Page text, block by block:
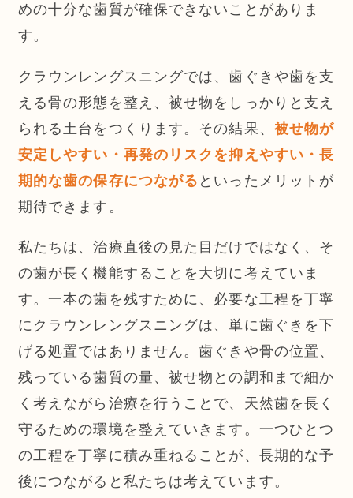
めの十分な歯質が確保できないことがありま
す。
クラウンレングスニングでは、歯ぐきや歯を支
える骨の形態を整え、被せ物をしっかりと支え
られる土台をつくります。その結果、 被せ物が
安定しやすい・再発のリスクを抑えやすい・長
期的な歯の保存につながる といったメリットが
期待できます。
私たちは、治療直後の見た目だけではなく、そ
の歯が長く機能することを大切に考えていま
す。一本の歯を残すために、必要な工程を丁寧
にクラウンレングスニングは、単に歯ぐきを下
げる処置ではありません。歯ぐきや骨の位置、
残っている歯質の量、被せ物との調和まで細か
く考えながら治療を行うことで、天然歯を長く
守るための環境を整えていきます。一つひとつ
の工程を丁寧に積み重ねることが、長期的な予
後につながると私たちは考えています。